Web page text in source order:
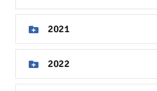
Contato
2021
2022